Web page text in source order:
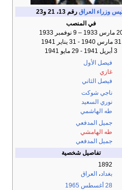
وزراء العراق رقم 13، 21 و23
في المنصب
– 9 نوفمبر 1933
31 مارس 1940 - 31 يناير 1941
3 أبريل 1941 - 29 مايو 1941
فيصل الأول
غازي
فيصل الثاني
ناجي شوكت
نوري السعيد
طه الهاشمي
جميل المدفعي
طه الهامشي
جميل المدفعي
تفاصيل شخصية
1892
بغداد، العراق
28 أغسطس
1965